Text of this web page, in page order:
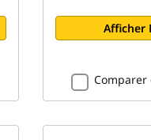
Afficher
Comparer